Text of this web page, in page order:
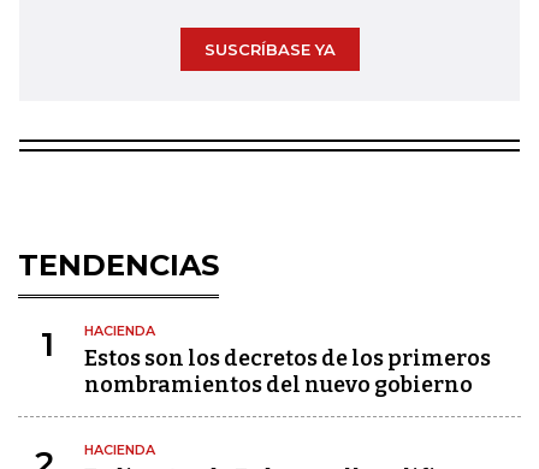
SUSCRÍBASE YA
TENDENCIAS
1 HACIENDA
Estos son los decretos de los primeros
nombramientos del nuevo gobierno
HACIENDA